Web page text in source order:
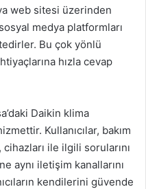
web sitesi üzerinden
medya platformları
Bu çok yönlü
hızla cevap
Daikin klima
Kullanıcılar, bakım
ile ilgili sorularını
aynı iletişim kanallarını
kendilerini güvende